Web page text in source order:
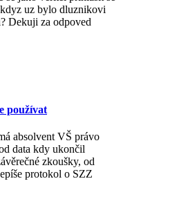
uz bylo dluznikovi
Dekuji za odpoved
používat
absolvent VŠ právo
data kdy ukončil
zkoušky, od
protokol o SZZ